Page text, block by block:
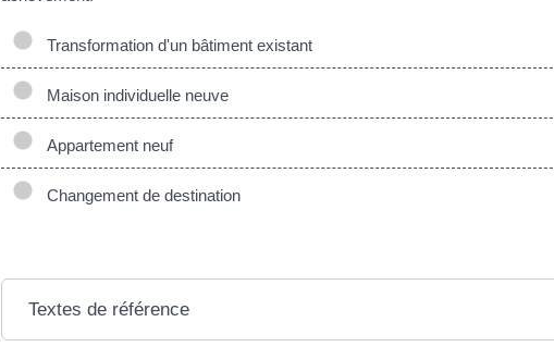
Transformation d'un bâtiment existant
Maison individuelle neuve
Appartement neuf
Changement de destination
Textes de référence